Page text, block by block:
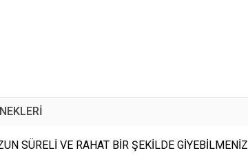
SÜRELİ VE RAHAT BİR ŞEKİLDE GİYEBİLMENİZ